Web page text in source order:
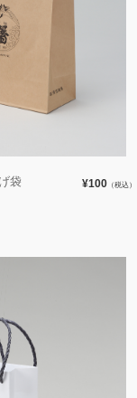
袋 ¥100 （税込）